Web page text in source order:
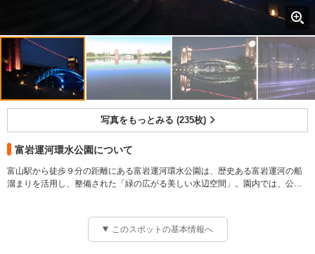
写真をもっとみる (235枚)
富岩運河環水公園について
富山駅から徒歩９分の距離にある富岩運河環水公園は、歴史ある富岩運河の船
溜まりを活用し、整備された「緑の広がる美しい水辺空間」。園内では、公園
ができるほか、世界一美しいといわれる「スターバックス・コーヒー」や、フ
レンチの鉄人坂井宏行シェフ監修のレストラン「ラ・シャンス」で、ゆったり
このスポットの基本情報へ